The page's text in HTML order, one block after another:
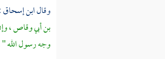
وقالابن إسحاق
بن أبي وقاص ،
وجه رسول الله "